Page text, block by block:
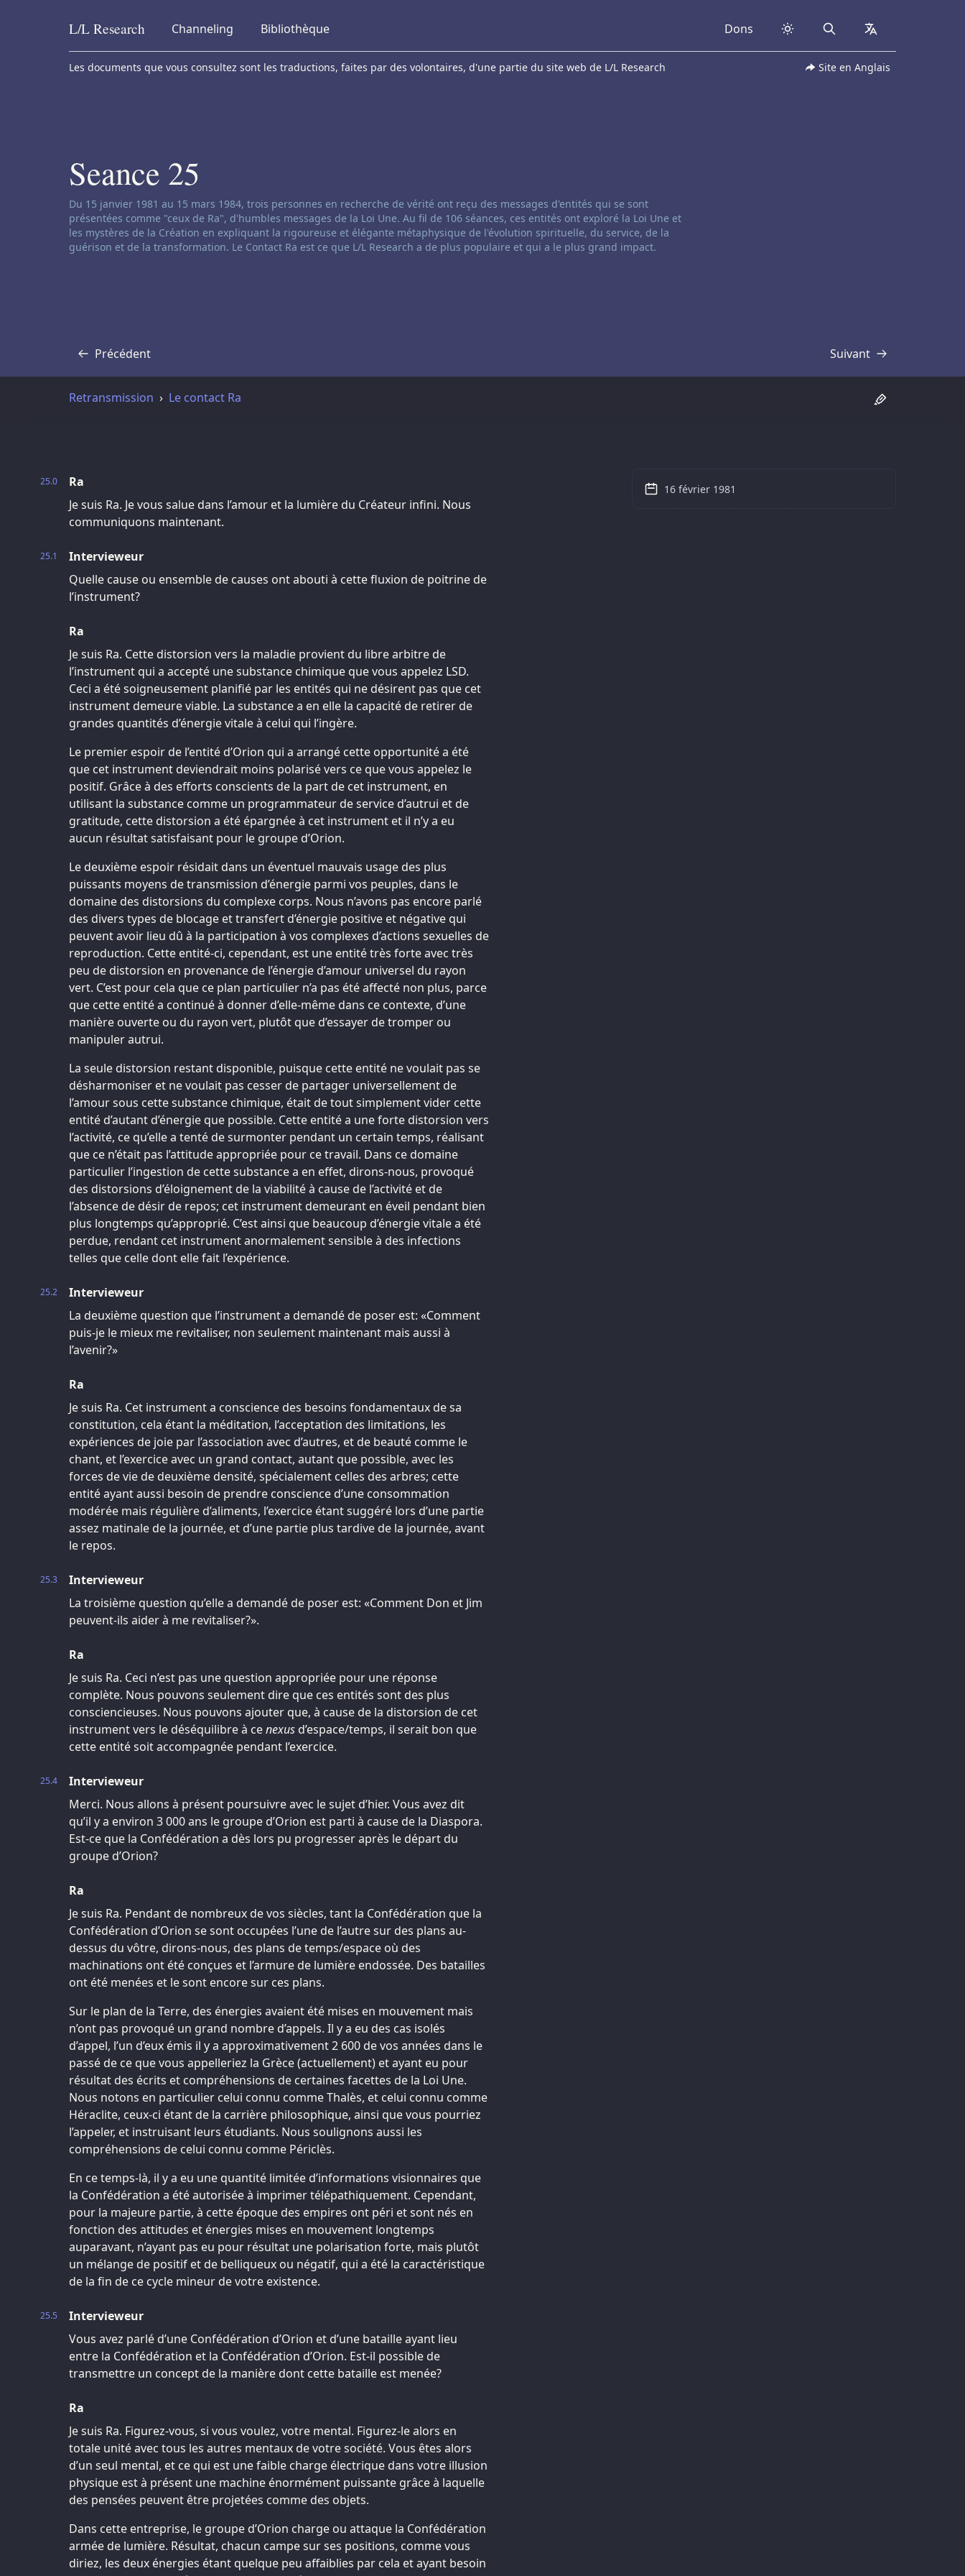
Skip to content
L/L Research Channeling Bibliothèque Dons Search collapsed
Les documents que vous consultez sont les traductions, faites par des volontaires, d'une partie du site web de L/L Research Site en Anglais
Seance 25
Clause de non-responsabilité concernant le channeling:
Du 15 janvier 1981 au 15 mars 1984, trois personnes en recherche de vérité ont reçu des messages d'entités qui se sont
présentées comme "ceux de Ra", d'humbles messages de la Loi Une. Au fil de 106 séances, ces entités ont exploré la Loi Une et
les mystères de la Création en expliquant la rigoureuse et élégante métaphysique de l'évolution spirituelle, du service, de la
guérison et de la transformation. Le Contact Ra est ce que L/L Research a de plus populaire et qui a le plus grand impact.
Précédent
Transcription Suivant
Transcription
Retransmission Le contact Ra
25.0
Ra
Je suis Ra. Je vous salue dans l’amour et la lumière du Créateur infini. Nous
communiquons maintenant.
25.1
Intervieweur
Quelle cause ou ensemble de causes ont abouti à cette fluxion de poitrine de
l’instrument?
Ra
Je suis Ra. Cette distorsion vers la maladie provient du libre arbitre de
l’instrument qui a accepté une substance chimique que vous appelez LSD.
Ceci a été soigneusement planifié par les entités qui ne désirent pas que cet
instrument demeure viable. La substance a en elle la capacité de retirer de
grandes quantités d’énergie vitale à celui qui l’ingère.
Le premier espoir de l’entité d’Orion qui a arrangé cette opportunité a été
que cet instrument deviendrait moins polarisé vers ce que vous appelez le
positif. Grâce à des efforts conscients de la part de cet instrument, en
utilisant la substance comme un programmateur de service d’autrui et de
gratitude, cette distorsion a été épargnée à cet instrument et il n’y a eu
aucun résultat satisfaisant pour le groupe d’Orion.
Le deuxième espoir résidait dans un éventuel mauvais usage des plus
puissants moyens de transmission d’énergie parmi vos peuples, dans le
domaine des distorsions du complexe corps. Nous n’avons pas encore parlé
des divers types de blocage et transfert d’énergie positive et négative qui
peuvent avoir lieu dû à la participation à vos complexes d’actions sexuelles de
reproduction. Cette entité-ci, cependant, est une entité très forte avec très
peu de distorsion en provenance de l’énergie d’amour universel du rayon
vert. C’est pour cela que ce plan particulier n’a pas été affecté non plus, parce
que cette entité a continué à donner d’elle-même dans ce contexte, d’une
manière ouverte ou du rayon vert, plutôt que d’essayer de tromper ou
manipuler autrui.
La seule distorsion restant disponible, puisque cette entité ne voulait pas se
désharmoniser et ne voulait pas cesser de partager universellement de
l’amour sous cette substance chimique, était de tout simplement vider cette
entité d’autant d’énergie que possible. Cette entité a une forte distorsion vers
l’activité, ce qu’elle a tenté de surmonter pendant un certain temps, réalisant
que ce n’était pas l’attitude appropriée pour ce travail. Dans ce domaine
particulier l’ingestion de cette substance a en effet, dirons-nous, provoqué
des distorsions d’éloignement de la viabilité à cause de l’activité et de
l’absence de désir de repos; cet instrument demeurant en éveil pendant bien
plus longtemps qu’approprié. C’est ainsi que beaucoup d’énergie vitale a été
perdue, rendant cet instrument anormalement sensible à des infections
telles que celle dont elle fait l’expérience.
25.2
Intervieweur
La deuxième question que l’instrument a demandé de poser est: «Comment
puis-je le mieux me revitaliser, non seulement maintenant mais aussi à
l’avenir?»
Ra
Je suis Ra. Cet instrument a conscience des besoins fondamentaux de sa
constitution, cela étant la méditation, l’acceptation des limitations, les
expériences de joie par l’association avec d’autres, et de beauté comme le
chant, et l’exercice avec un grand contact, autant que possible, avec les
forces de vie de deuxième densité, spécialement celles des arbres; cette
entité ayant aussi besoin de prendre conscience d’une consommation
modérée mais régulière d’aliments, l’exercice étant suggéré lors d’une partie
assez matinale de la journée, et d’une partie plus tardive de la journée, avant
le repos.
25.3
Intervieweur
La troisième question qu’elle a demandé de poser est: «Comment Don et Jim
peuvent-ils aider à me revitaliser?».
Ra
Je suis Ra. Ceci n’est pas une question appropriée pour une réponse
complète. Nous pouvons seulement dire que ces entités sont des plus
consciencieuses. Nous pouvons ajouter que, à cause de la distorsion de cet
instrument vers le déséquilibre à cenexus d’espace/temps, il serait bon que
cette entité soit accompagnée pendant l’exercice.
25.4
Intervieweur
Merci. Nous allons à présent poursuivre avec le sujet d’hier. Vous avez dit
qu’il y a environ 3 000 ans le groupe d’Orion est parti à cause de la Diaspora.
Est-ce que la Confédération a dès lors pu progresser après le départ du
groupe d’Orion?
Ra
Je suis Ra. Pendant de nombreux de vos siècles, tant la Confédération que la
Confédération d’Orion se sont occupées l’une de l’autre sur des plans au-
dessus du vôtre, dirons-nous, des plans de temps/espace où des
machinations ont été conçues et l’armure de lumière endossée. Des batailles
ont été menées et le sont encore sur ces plans.
Sur le plan de la Terre, des énergies avaient été mises en mouvement mais
n’ont pas provoqué un grand nombre d’appels. Il y a eu des cas isolés
d’appel, l’un d’eux émis il y a approximativement 2 600 de vos années dans le
passé de ce que vous appelleriez la Grèce (actuellement) et ayant eu pour
résultat des écrits et compréhensions de certaines facettes de la Loi Une.
Nous notons en particulier celui connu comme Thalès, et celui connu comme
Héraclite, ceux-ci étant de la carrière philosophique, ainsi que vous pourriez
l’appeler, et instruisant leurs étudiants. Nous soulignons aussi les
compréhensions de celui connu comme Périclès.
En ce temps-là, il y a eu une quantité limitée d’informations visionnaires que
la Confédération a été autorisée à imprimer télépathiquement. Cependant,
pour la majeure partie, à cette époque des empires ont péri et sont nés en
fonction des attitudes et énergies mises en mouvement longtemps
auparavant, n’ayant pas eu pour résultat une polarisation forte, mais plutôt
un mélange de positif et de belliqueux ou négatif, qui a été la caractéristique
de la fin de ce cycle mineur de votre existence.
25.5
Intervieweur
Vous avez parlé d’une Confédération d’Orion et d’une bataille ayant lieu
entre la Confédération et la Confédération d’Orion. Est-il possible de
transmettre un concept de la manière dont cette bataille est menée?
Ra
Je suis Ra. Figurez-vous, si vous voulez, votre mental. Figurez-le alors en
totale unité avec tous les autres mentaux de votre société. Vous êtes alors
d’un seul mental, et ce qui est une faible charge électrique dans votre illusion
physique est à présent une machine énormément puissante grâce à laquelle
des pensées peuvent être projetées comme des objets.
Dans cette entreprise, le groupe d’Orion charge ou attaque la Confédération
armée de lumière. Résultat, chacun campe sur ses positions, comme vous
diriez, les deux énergies étant quelque peu affaiblies par cela et ayant besoin
16 février 1981